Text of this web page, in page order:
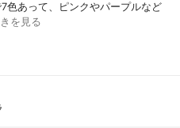
色あって、ピンクやパープルなど
を見る